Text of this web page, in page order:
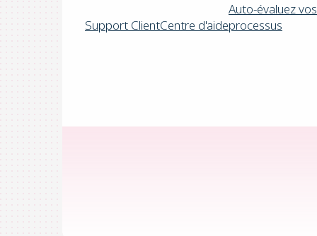
Support ClientCentre d'aide
Auto-évaluez vos
processus